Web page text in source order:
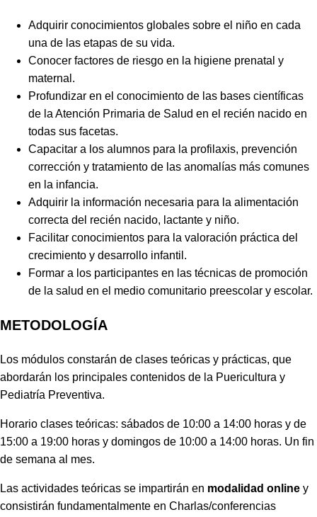
Adquirir conocimientos globales sobre el niño en cada
una de las etapas de su vida.
Conocer factores de riesgo en la higiene prenatal y
maternal.
Profundizar en el conocimiento de las bases científicas
de la Atención Primaria de Salud en el recién nacido en
todas sus facetas.
Capacitar a los alumnos para la profilaxis, prevención
corrección y tratamiento de las anomalías más comunes
en la infancia.
Adquirir la información necesaria para la alimentación
correcta del recién nacido, lactante y niño.
Facilitar conocimientos para la valoración práctica del
crecimiento y desarrollo infantil.
Formar a los participantes en las técnicas de promoción
de la salud en el medio comunitario preescolar y escolar.
METODOLOGÍA
Los módulos constarán de clases teóricas y prácticas, que
abordarán los principales contenidos de la Puericultura y
Pediatría Preventiva.
Horario clases teóricas: sábados de 10:00 a 14:00 horas y de
15:00 a 19:00 horas y domingos de 10:00 a 14:00 horas. Un fin
de semana al mes.
Las actividades teóricas se impartirán en modalidad online y
consistirán fundamentalmente en Charlas/conferencias